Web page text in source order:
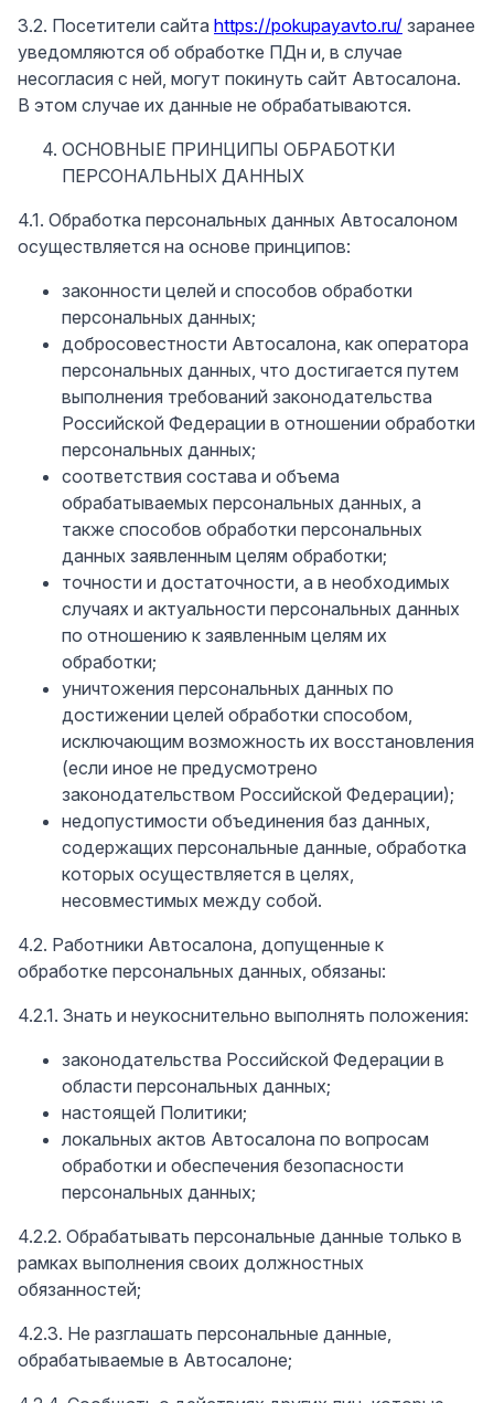
3.2. Посетители сайта https://pokupayavto.ru/ заранее
уведомляются об обработке ПДн и, в случае
несогласия с ней, могут покинуть сайт Автосалона.
В этом случае их данные не обрабатываются.
ОСНОВНЫЕ ПРИНЦИПЫ ОБРАБОТКИ
ПЕРСОНАЛЬНЫХ ДАННЫХ
4.1. Обработка персональных данных Автосалоном
осуществляется на основе принципов:
законности целей и способов обработки
персональных данных;
добросовестности Автосалона, как оператора
персональных данных, что достигается путем
выполнения требований законодательства
Российской Федерации в отношении обработки
персональных данных;
соответствия состава и объема
обрабатываемых персональных данных, а
также способов обработки персональных
данных заявленным целям обработки;
точности и достаточности, а в необходимых
случаях и актуальности персональных данных
по отношению к заявленным целям их
обработки;
уничтожения персональных данных по
достижении целей обработки способом,
исключающим возможность их восстановления
(если иное не предусмотрено
законодательством Российской Федерации);
недопустимости объединения баз данных,
содержащих персональные данные, обработка
которых осуществляется в целях,
несовместимых между собой.
4.2. Работники Автосалона, допущенные к
обработке персональных данных, обязаны:
4.2.1. Знать и неукоснительно выполнять положения:
законодательства Российской Федерации в
области персональных данных;
настоящей Политики;
локальных актов Автосалона по вопросам
обработки и обеспечения безопасности
персональных данных;
4.2.2. Обрабатывать персональные данные только в
рамках выполнения своих должностных
обязанностей;
4.2.3. Не разглашать персональные данные,
обрабатываемые в Автосалоне;